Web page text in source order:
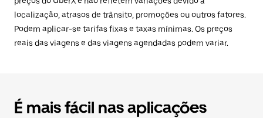
localização, atrasos de trânsito, promoções ou outros fatores.
Podem aplicar-se tarifas fixas e taxas mínimas. Os preços
reais das viagens e das viagens agendadas podem variar.
É mais fácil nas aplicações